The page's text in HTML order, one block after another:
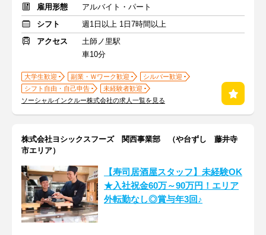
雇用形態
アルバイト・パート
シフト
週1日以上 1日7時間以上
アクセス
土師ノ里駅
車10分
大学生歓迎 副業・Ｗワーク歓迎
シルバー歓迎
シフト自由・自己申告
未経験者歓迎
ソーシャルインクルー株式会社の求人一覧を見る
株式会社ヨシックスフーズ 関西事業部 （や台ずし 藤井寺
市エリア）
【寿司居酒屋スタッフ】未経験OK
★入社祝金60万～90万円！エリア
外転勤なし◎賞与年3回♪